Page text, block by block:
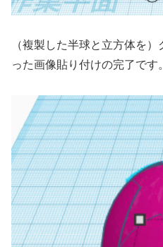
（複製した半球と立方体を
った画像貼り付けの完了です。